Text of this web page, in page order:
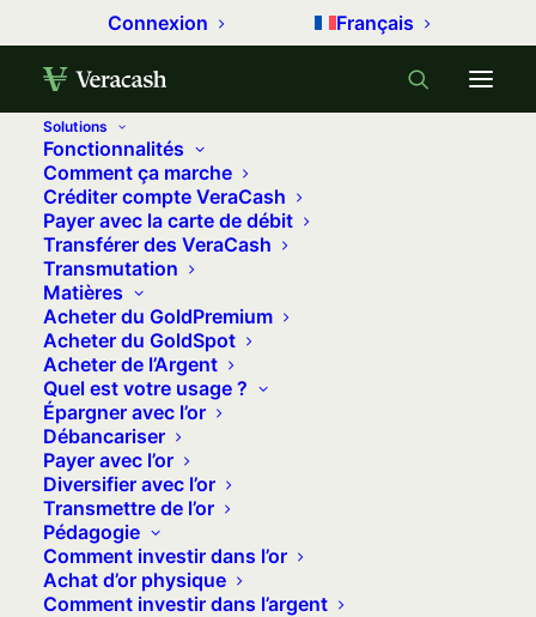
Connexion Français
Solutions
Fonctionnalités
Comment ça marche
Créditer compte VeraCash
Payer avec la carte de débit
Transférer des VeraCash
Transmutation
Matières
Acheter du GoldPremium
Acheter du GoldSpot
Acheter de l’Argent
Quel est votre usage ?
Épargner avec l’or
Débancariser
Payer avec l’or
Diversifier avec l’or
Transmettre de l’or
Pédagogie
Comment investir dans l’or
Achat d’or physique
Comment investir dans l’argent
Accueil
Nos vidéos
Quelles différences entre le GoldSpot et le
GoldPremium ? | Ask.
Quelles différences entre le
GoldSpot et le GoldPremium ? | Ask.
21 mai 2026 • 1 minute •
Chez Veracash, vous pouvez acheter de l’or
physique sous deux formes : le GoldSpot et le
GoldPremium. Dans cette vidéo, nous faisons le
point pour vous aider à comprendre les
différences entre ces deux produits et savoir
lequel correspond le mieux à votre profil.